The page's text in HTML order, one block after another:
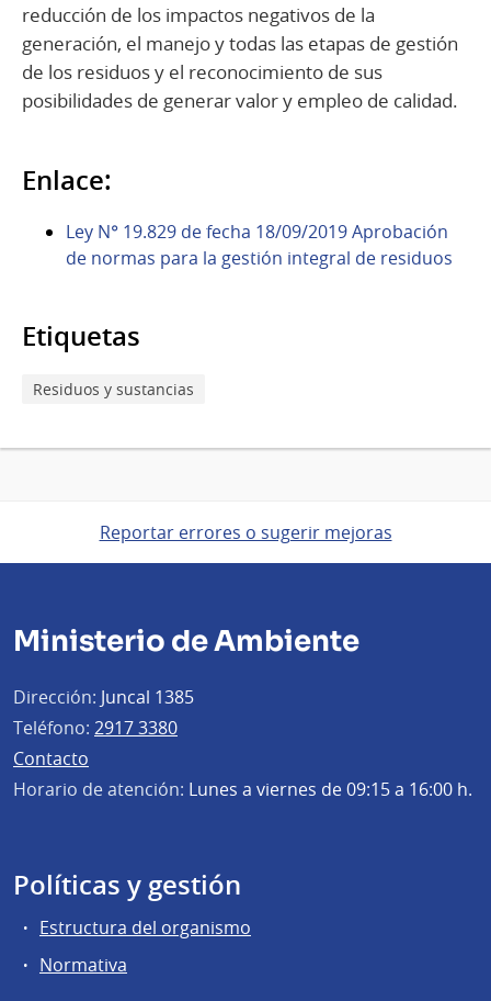
reducción de los impactos negativos de la
generación, el manejo y todas las etapas de gestión
de los residuos y el reconocimiento de sus
posibilidades de generar valor y empleo de calidad.
Enlace:
Ley N° 19.829 de fecha 18/09/2019 Aprobación
de normas para la gestión integral de residuos
Etiquetas
Residuos y sustancias
Reportar errores o sugerir mejoras
Ministerio de Ambiente
Dirección: Juncal 1385
Teléfono: 2917 3380
Contacto
Horario de atención: Lunes a viernes de 09:15 a 16:00 h.
Políticas y gestión
Estructura del organismo
Normativa